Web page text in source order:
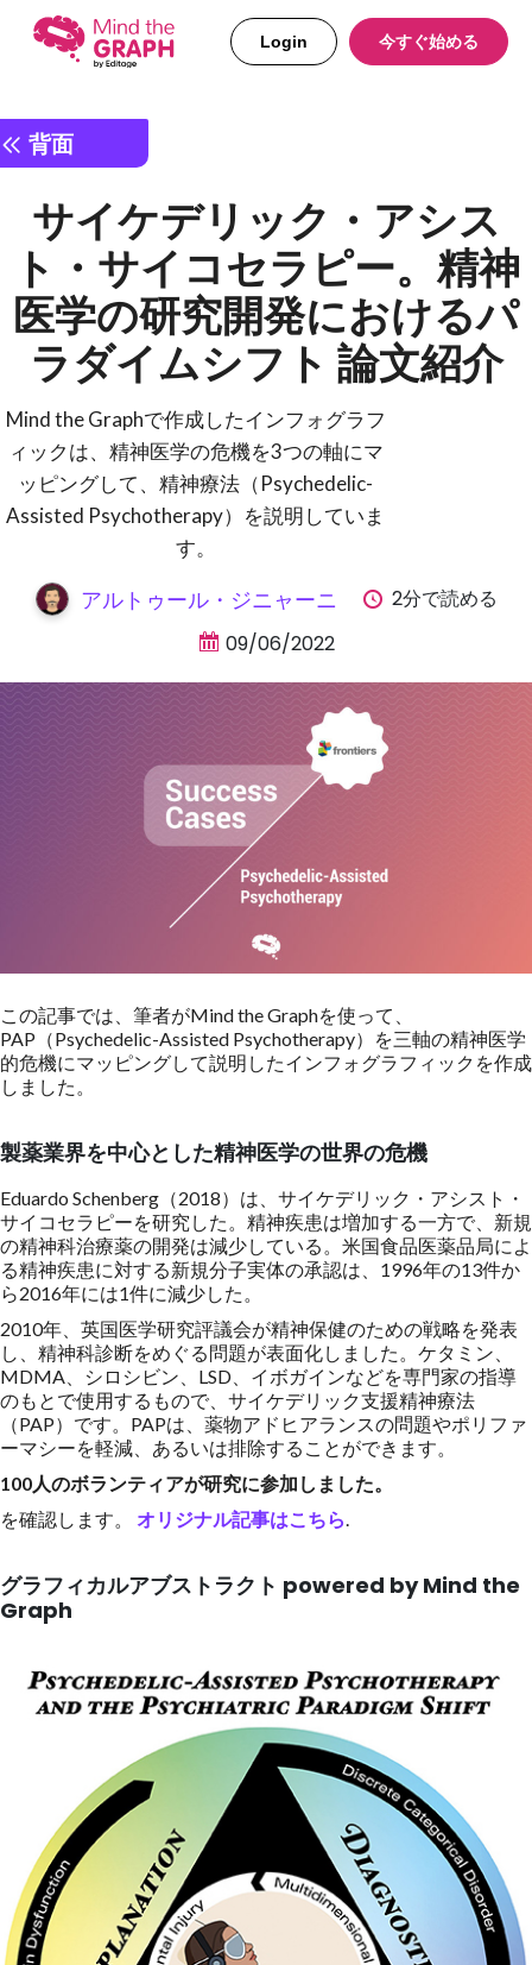
Login 今すぐ始める
背面
サイケデリック・アシス
ト・サイコセラピー。精神
医学の研究開発におけるパ
ラダイムシフト 論文紹介
Mind the Graphで作成したインフォグラフ
ィックは、精神医学の危機を3つの軸にマ
ッピングして、精神療法（Psychedelic-
Assisted Psychotherapy）を説明していま
す。
アルトゥール・ジニャーニ
2分で読める
09/06/2022
この記事では、筆者がMind the Graphを使って、
PAP（Psychedelic-Assisted Psychotherapy）を三軸の精神医学
的危機にマッピングして説明したインフォグラフィックを作成
しました。
製薬業界を中心とした精神医学の世界の危機
Eduardo Schenberg（2018）は、サイケデリック・アシスト・
サイコセラピーを研究した。精神疾患は増加する一方で、新規
の精神科治療薬の開発は減少している。米国食品医薬品局によ
る精神疾患に対する新規分子実体の承認は、1996年の13件か
ら2016年には1件に減少した。
2010年、英国医学研究評議会が精神保健のための戦略を発表
し、精神科診断をめぐる問題が表面化しました。ケタミン、
MDMA、シロシビン、LSD、イボガインなどを専門家の指導
のもとで使用するもので、サイケデリック支援精神療法
（PAP）です。PAPは、薬物アドヒアランスの問題やポリファ
ーマシーを軽減、あるいは排除することができます。
100人のボランティアが研究に参加しました。
を確認します。 オリジナル記事はこちら.
グラフィカルアブストラクト powered by Mind the
Graph